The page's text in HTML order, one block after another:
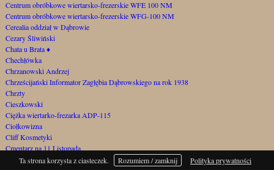
Centrum obróbkowe wiertarsko-frezerskie WFE 100 NM
Centrum obróbkowe wiertarsko-frezerskie WFG-100 NM
Cerealia oddział w Dąbrowie
Cezary Śliwiński
Chata u Brata♦
Chechłówka
Chrzanowski Andrzej
Chrześcijański Informator Zagłębia Dąbrowskiego na rok 1938
Chrzty
Cieszkowski
Ciężka wiertarko-frezarka ADP-115
Ciołkowizna
Cliff Kosmetyki
Cmentarz na 11 Listopada
Cmentarz na Górce Gołonoskiej
Ta strona korzysta z ciasteczek. Rozumiem / zamknij Polityka prywatności